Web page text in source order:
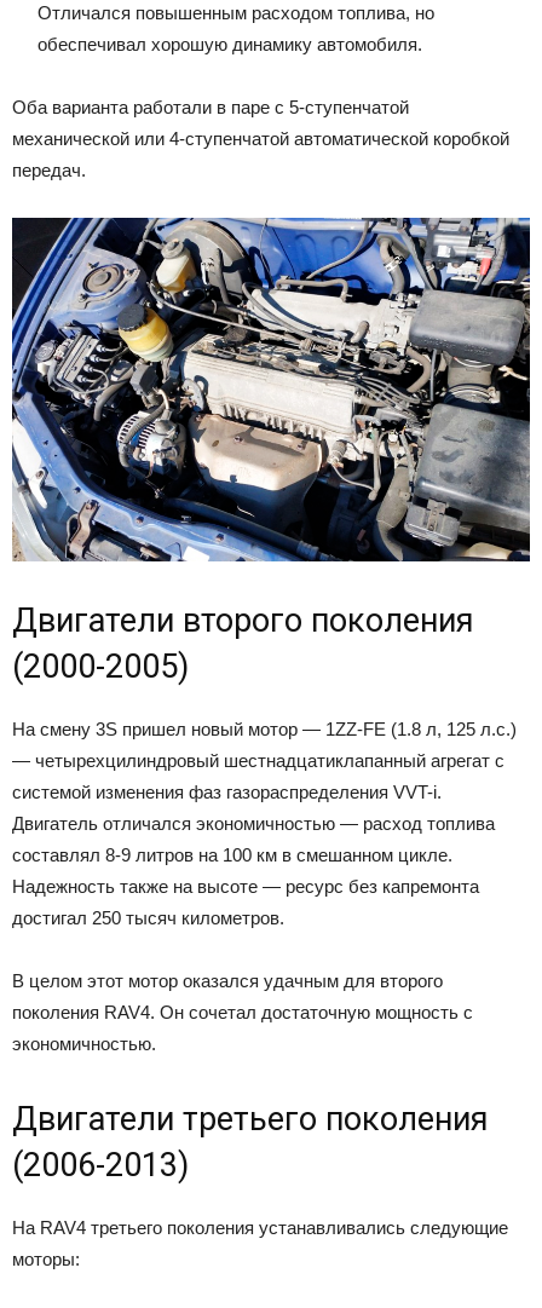
Отличался повышенным расходом топлива, но
обеспечивал хорошую динамику автомобиля.
Оба варианта работали в паре с 5-ступенчатой ​​
механической или 4-ступенчатой автоматической коробкой
передач.
Двигатели второго поколения
(2000-2005)
На смену 3S пришел новый мотор — 1ZZ-FE (1.8 л, 125 л.с.)
— четырехцилиндровый шестнадцатиклапанный агрегат с
системой изменения фаз газораспределения VVT-i.
Двигатель отличался экономичностью — расход топлива
составлял 8-9 литров на 100 км в смешанном цикле.
Надежность также на высоте — ресурс без капремонта
достигал 250 тысяч километров.
В целом этот мотор оказался удачным для второго
поколения RAV4. Он сочетал достаточную мощность с
экономичностью.
Двигатели третьего поколения
(2006-2013)
На RAV4 третьего поколения устанавливались следующие
моторы: